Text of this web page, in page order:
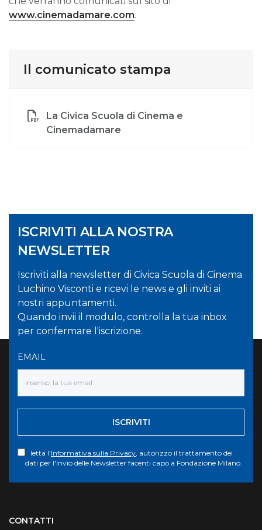
www.cinemadamare.com.
Il comunicato stampa
La Civica Scuola di Cinema e
Cinemadamare
ISCRIVITI ALLA NOSTRA
NEWSLETTER
Iscriviti alla newsletter di Civica Scuola di Cinema
Luchino Visconti e ricevi le news e gli inviti ai
nostri appuntamenti.
Quando invii il modulo, controlla la tua inbox
per confermare l'iscrizione.
EMAIL
ISCRIVITI
letta l'Informativa sulla Privacy , autorizzo il trattamento dei
dati per l'invio delle Newsletter facenti capo a Fondazione Milano.
CONTATTI